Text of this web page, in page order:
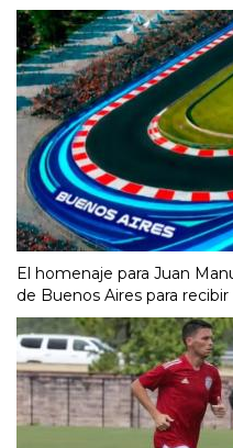
El homenaje para Juan
de Buenos Aires para recibir